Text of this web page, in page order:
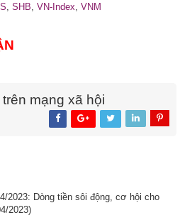
, SHB, VN-Index, VNM
mạng xã hội
2023: Dòng tiền sôi động, cơ hội cho
2023)